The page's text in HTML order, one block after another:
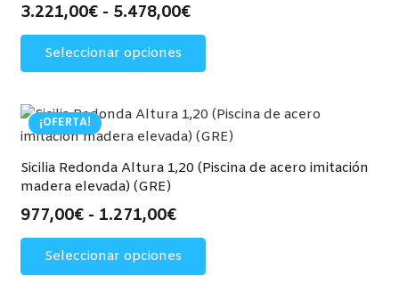
de
producto
3.221,00€ - 5.478,00€Rango
de
desde
hasta
5.478,00€
Seleccionar opciones
variantes.
Las
opciones
¡OFERTA!
Sicilia Redonda Altura 1,20 (Piscina de acero imitación
madera elevada) (GRE)
977,00€ - 1.271,00€Rango
de
precios:
desde
Seleccionar opciones